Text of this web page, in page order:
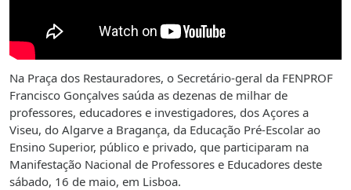
Na Praça dos Restauradores, o Secretário-geral da FENPROF
Francisco Gonçalves saúda as dezenas de milhar de
professores, educadores e investigadores, dos Açores a
Viseu, do Algarve a Bragança, da Educação Pré-Escolar ao
Ensino Superior, público e privado, que participaram na
Manifestação Nacional de Professores e Educadores deste
sábado, 16 de maio, em Lisboa.